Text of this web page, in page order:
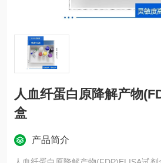
人血纤蛋白原降解产物
盒
产品简介